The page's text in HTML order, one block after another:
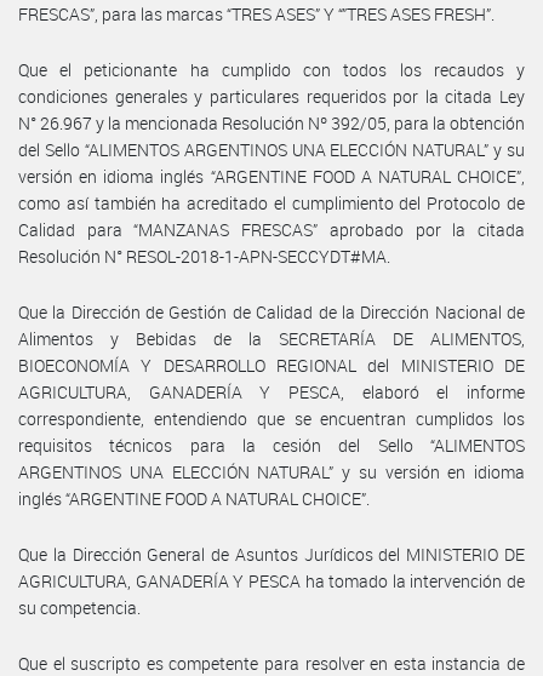
FRESCAS”, para las marcas “TRES ASES” Y “”TRES ASES FRESH”.
Que el peticionante ha cumplido con todos los recaudos y
condiciones generales y particulares requeridos por la citada Ley
N° 26.967 y la mencionada Resolución Nº 392/05, para la obtención
del Sello “ALIMENTOS ARGENTINOS UNA ELECCIÓN NATURAL” y su
versión en idioma inglés “ARGENTINE FOOD A NATURAL CHOICE”,
como así también ha acreditado el cumplimiento del Protocolo de
Calidad para “MANZANAS FRESCAS” aprobado por la citada
Resolución N° RESOL-2018-1-APN-SECCYDT#MA.
Que la Dirección de Gestión de Calidad de la Dirección Nacional de
Alimentos y Bebidas de la SECRETARÍA DE ALIMENTOS,
BIOECONOMÍA Y DESARROLLO REGIONAL del MINISTERIO DE
AGRICULTURA, GANADERÍA Y PESCA, elaboró el informe
correspondiente, entendiendo que se encuentran cumplidos los
requisitos técnicos para la cesión del Sello “ALIMENTOS
ARGENTINOS UNA ELECCIÓN NATURAL” y su versión en idioma
inglés “ARGENTINE FOOD A NATURAL CHOICE”.
Que la Dirección General de Asuntos Jurídicos del MINISTERIO DE
AGRICULTURA, GANADERÍA Y PESCA ha tomado la intervención de
su competencia.
Que el suscripto es competente para resolver en esta instancia de